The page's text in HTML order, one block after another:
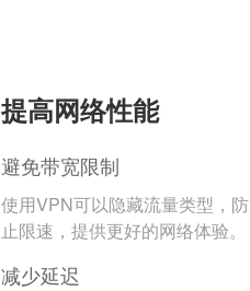
提高网络性能
避免带宽限制
使用VPN可以隐藏流量类型，防
止限速，提供更好的网络体验。
减少延迟